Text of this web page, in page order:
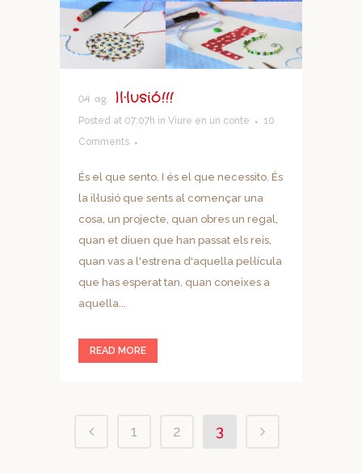
04 ag. Il·lusió!!!
Posted at 07:07h in Viure en un conte
10
Comments
És el que sento. I és el que necessito. És
la il·lusió que sents al començar una
cosa, un projecte, quan obres un regal,
quan et diuen que han passat els reis,
quan vas a l'estrena d'aquella pel·lícula
que has esperat tan, quan coneixes a
aquella...
READ MORE
1 2 3